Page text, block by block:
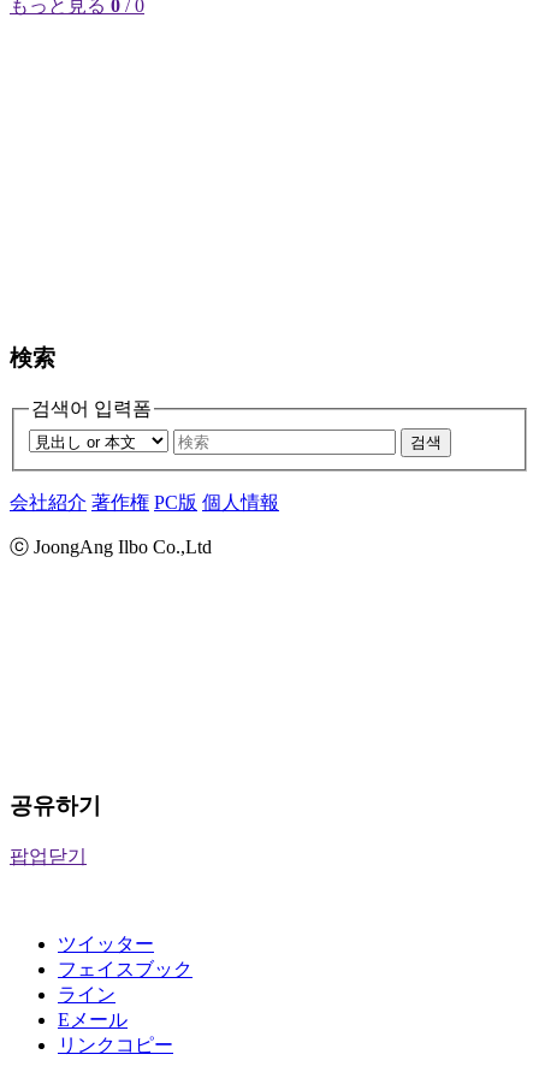
もっと見る 0 / 0
検索
검색어 입력폼
검색
会社紹介 著作権 PC版 個人情報
ⓒ JoongAng Ilbo Co.,Ltd
공유하기
팝업닫기
ツイッター
フェイスブック
ライン
Eメール
リンクコピー